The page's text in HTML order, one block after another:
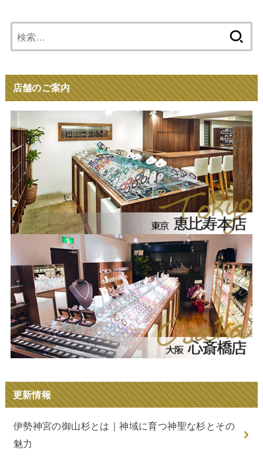
索:
店舗のご案内
更新情報
伊勢神宮の御山杉とは｜神域に育つ神聖な杉とその
魅力